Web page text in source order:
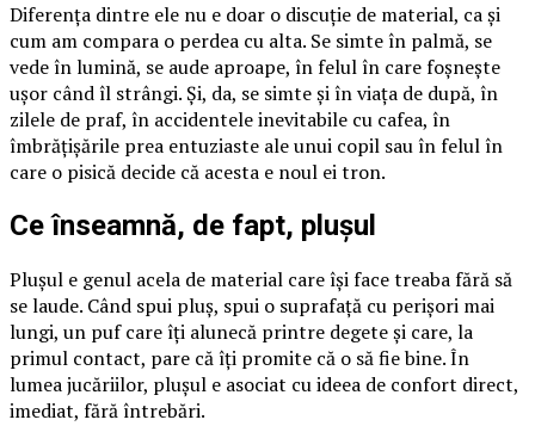
Diferența dintre ele nu e doar o discuție de material, ca și
cum am compara o perdea cu alta. Se simte în palmă, se
vede în lumină, se aude aproape, în felul în care foșnește
ușor când îl strângi. Și, da, se simte și în viața de după, în
zilele de praf, în accidentele inevitabile cu cafea, în
îmbrățișările prea entuziaste ale unui copil sau în felul în
care o pisică decide că acesta e noul ei tron.
Ce înseamnă, de fapt, plușul
Plușul e genul acela de material care își face treaba fără să
se laude. Când spui pluș, spui o suprafață cu perișori mai
lungi, un puf care îți alunecă printre degete și care, la
primul contact, pare că îți promite că o să fie bine. În
lumea jucăriilor, plușul e asociat cu ideea de confort direct,
imediat, fără întrebări.